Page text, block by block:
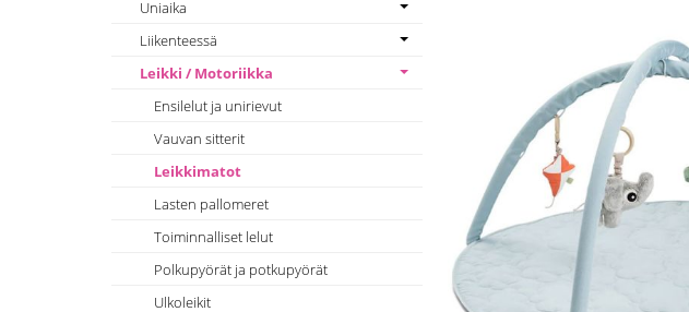
Uniaika
Liikenteessä
Leikki / Motoriikka
Ensilelut ja unirievut
Vauvan sitterit
Leikkimatot
Lasten pallomeret
Toiminnalliset lelut
Polkupyörät ja potkupyörät
Ulkoleikit